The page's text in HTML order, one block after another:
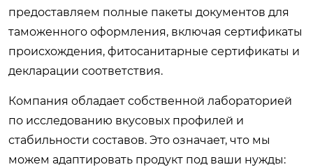
предоставляем полные пакеты документов для
таможенного оформления, включая сертификаты
происхождения, фитосанитарные сертификаты и
декларации соответствия.
Компания обладает собственной лабораторией
по исследованию вкусовых профилей и
стабильности составов. Это означает, что мы
можем адаптировать продукт под ваши нужды: